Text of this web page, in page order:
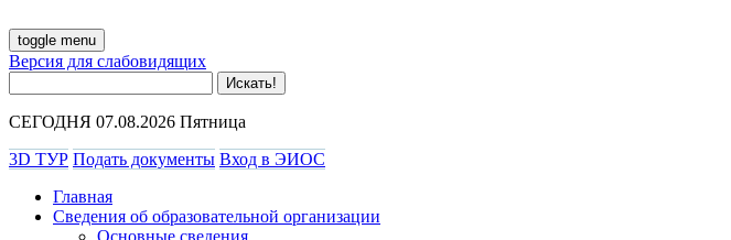
toggle menu
Версия для слабовидящих
СЕГОДНЯ 07.08.2026 Пятница
3D ТУР Подать документы Вход в ЭИОС
Главная
Сведения об образовательной организации
Основные сведения